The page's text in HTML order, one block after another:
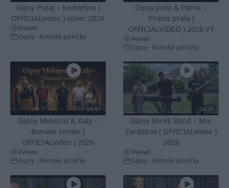
Gipsy Putaj – Kedvešno (
OFFICIALvideo ) cover 2026
0views
Gipsy - Romské písničky
Gipsy Jodo & Patrik –
Phena prala (
OFFICIALVIDEO ) 2026 VT
4views
Gipsy - Romské písničky
04:41
Gipsy Mekenzi & Kaly –
Barvale romes (
OFFICIALvideo ) 2026
2views
Gipsy - Romské písničky
04:29
Gipsy Mirek Band – Mix
čardašov ( OFFICIALvideo )
2026
3views
Gipsy - Romské písničky